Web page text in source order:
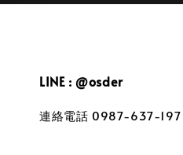
LINE : @osder
連絡電話 0987-637-197